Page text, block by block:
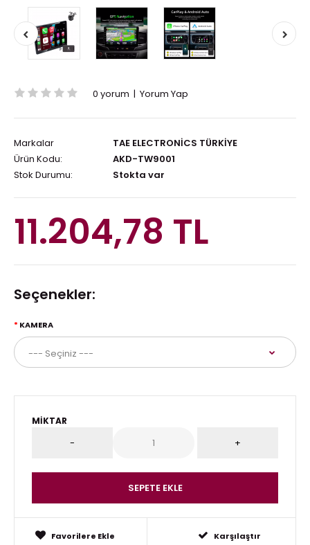
0 yorum | Yorum Yap
Markalar
TAE ELECTRONİCS TÜRKİYE
Ürün Kodu:
AKD-TW9001
Stok Durumu:
Stokta var
11.204,78 TL
Seçenekler:
KAMERA
MIKTAR
Favorilere Ekle Karşılaştır